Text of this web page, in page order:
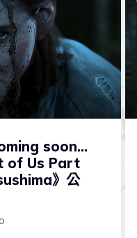
soon…
of Us Part
》公